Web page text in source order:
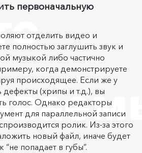
первоначальную
отделить видео и
полностью заглушить звук и
музыкой либо частично
когда демонстрируете
происходящее. Если же у
(хрипы и т.д.), вы
голос. Однако редакторы
для параллельной записи
ролик. Из-за этого
новый файл, иначе будет
“не попадает в губы”.